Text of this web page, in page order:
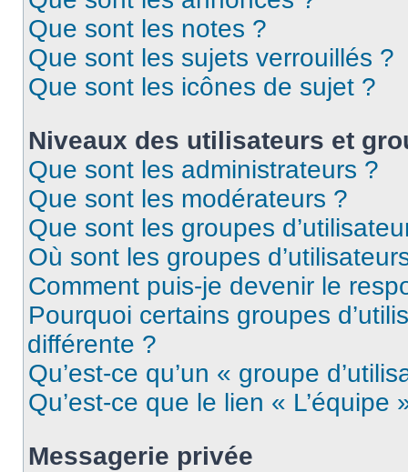
Que sont les notes ?
Que sont les sujets verrouillés ?
Que sont les icônes de sujet ?
Niveaux des utilisateurs et
Que sont les administrateurs ?
Que sont les modérateurs ?
Que sont les groupes
Où sont les groupes
Comment puis-je devenir le
Pourquoi certains groupes
différente ?
Qu’est-ce qu’un « groupe
Qu’est-ce que le lien « L’équipe
Messagerie privée